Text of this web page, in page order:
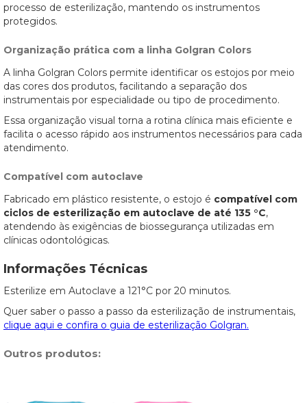
processo de esterilização, mantendo os instrumentos
protegidos.
Organização prática com a linha Golgran Colors
A linha Golgran Colors permite identificar os estojos por meio
das cores dos produtos, facilitando a separação dos
instrumentais por especialidade ou tipo de procedimento.
Essa organização visual torna a rotina clínica mais eficiente e
facilita o acesso rápido aos instrumentos necessários para cada
atendimento.
Compatível com autoclave
Fabricado em plástico resistente, o estojo é compatível com
ciclos de esterilização em autoclave de até 135 °C,
atendendo às exigências de biossegurança utilizadas em
clínicas odontológicas.
Informações Técnicas
Esterilize em Autoclave a 121°C por 20 minutos.
Quer saber o passo a passo da esterilização de instrumentais,
clique aqui e confira o guia de esterilização Golgran.
Outros produtos: